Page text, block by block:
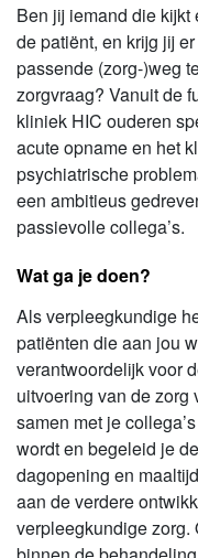
Ben jij iemand die
de patiënt, en krijg jij
passende (zorg-)weg
zorgvraag? Vanuit de
kliniek HIC ouderen
acute opname en het
psychiatrische
een ambitieus
passievolle collega’s.
Wat ga je doen?
Als verpleegkundige
patiënten die aan jou
verantwoordelijk voor
uitvoering van de zorg
samen met je
wordt en begeleid je
dagopening en
aan de verdere
verpleegkundige zorg.